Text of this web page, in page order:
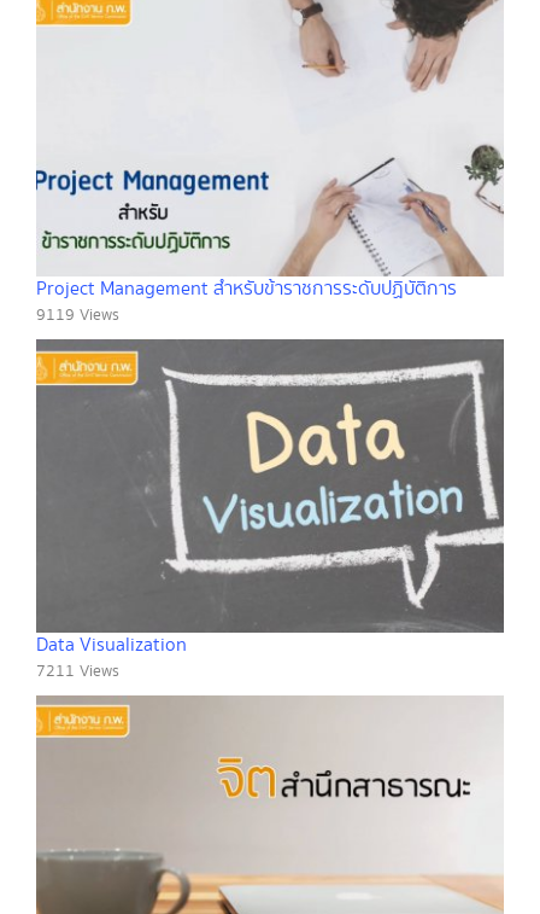
Project Management สำหรับข้าราชการระดับปฏิบัติการ
9119 Views
Data Visualization
7211 Views